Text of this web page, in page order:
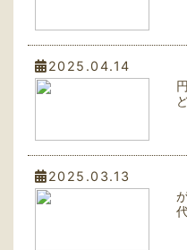
2025.04.14
2025.03.13